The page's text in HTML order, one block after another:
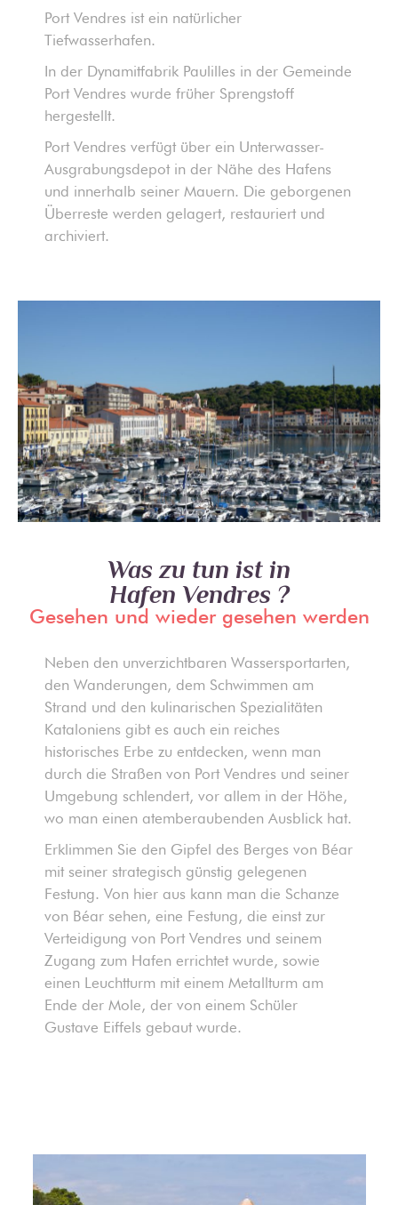
Port Vendres ist ein natürlicher
Tiefwasserhafen.
In der Dynamitfabrik Paulilles in der Gemeinde
Port Vendres wurde früher Sprengstoff
hergestellt.
Port Vendres verfügt über ein Unterwasser-
Ausgrabungsdepot in der Nähe des Hafens
und innerhalb seiner Mauern. Die geborgenen
Überreste werden gelagert, restauriert und
archiviert.
Was zu tun ist in
Hafen Vendres ?
Gesehen und wieder gesehen werden
Neben den unverzichtbaren Wassersportarten,
den Wanderungen, dem Schwimmen am
Strand und den kulinarischen Spezialitäten
Kataloniens gibt es auch ein reiches
historisches Erbe zu entdecken, wenn man
durch die Straßen von Port Vendres und seiner
Umgebung schlendert, vor allem in der Höhe,
wo man einen atemberaubenden Ausblick hat.
Erklimmen Sie den Gipfel des Berges von Béar
mit seiner strategisch günstig gelegenen
Festung. Von hier aus kann man die Schanze
von Béar sehen, eine Festung, die einst zur
Verteidigung von Port Vendres und seinem
Zugang zum Hafen errichtet wurde, sowie
einen Leuchtturm mit einem Metallturm am
Ende der Mole, der von einem Schüler
Gustave Eiffels gebaut wurde.